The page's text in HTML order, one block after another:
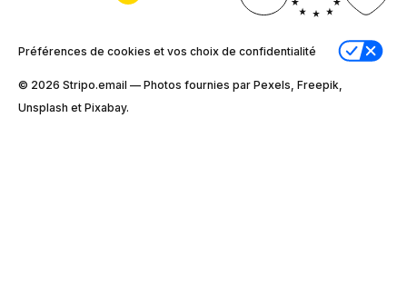
Préférences de cookies et vos choix de confidentialité
© 2026 Stripо.email — Photos fournies par Pexels, Freepik,
Unsplash et Pixabay.